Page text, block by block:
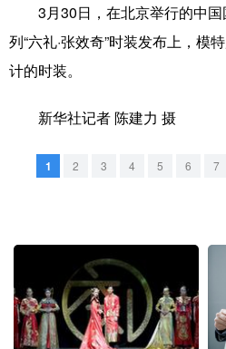
地方频道
北京
山东
陕西 甘肃
新疆 内蒙古
3月30日，在北京举行的中国
列“六礼·张效奇”时装发布上，模
计的时装。
新华社记者 陈建力 摄
1 2 3 4 5 6 7